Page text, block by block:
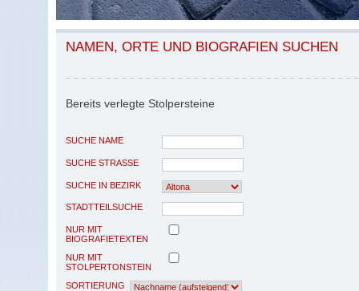
NAMEN, ORTE UND BIOGRAFIEN SUCHEN
Bereits verlegte Stolpersteine
SUCHE NAME
SUCHE STRASSE
SUCHE IN BEZIRK
STADTTEILSUCHE
NUR MIT
BIOGRAFIETEXTEN
NUR MIT
STOLPERTONSTEIN
SORTIERUNG